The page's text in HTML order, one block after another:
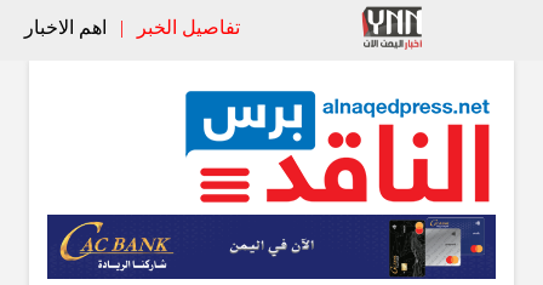
تفاصيل الخبر | اهم الاخبار